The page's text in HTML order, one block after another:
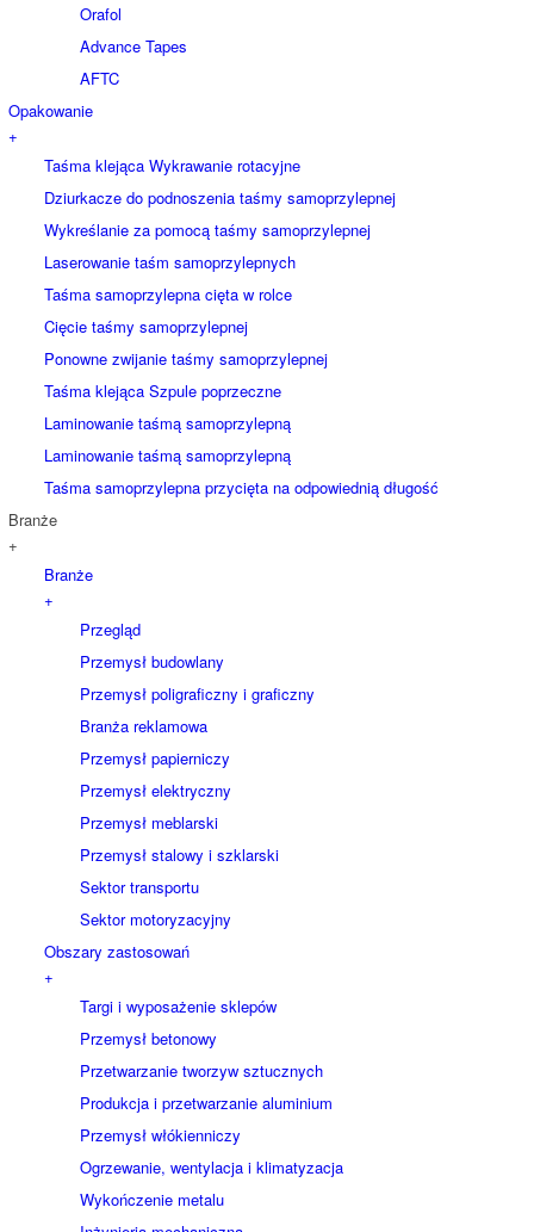
Orafol
Advance Tapes
AFTC
Opakowanie
+
Taśma klejąca Wykrawanie rotacyjne
Dziurkacze do podnoszenia taśmy samoprzylepnej
Wykreślanie za pomocą taśmy samoprzylepnej
Laserowanie taśm samoprzylepnych
Taśma samoprzylepna cięta w rolce
Cięcie taśmy samoprzylepnej
Ponowne zwijanie taśmy samoprzylepnej
Taśma klejąca Szpule poprzeczne
Laminowanie taśmą samoprzylepną
Laminowanie taśmą samoprzylepną
Taśma samoprzylepna przycięta na odpowiednią długość
Branże
+
Branże
+
Przegląd
Przemysł budowlany
Przemysł poligraficzny i graficzny
Branża reklamowa
Przemysł papierniczy
Przemysł elektryczny
Przemysł meblarski
Przemysł stalowy i szklarski
Sektor transportu
Sektor motoryzacyjny
Obszary zastosowań
+
Targi i wyposażenie sklepów
Przemysł betonowy
Przetwarzanie tworzyw sztucznych
Produkcja i przetwarzanie aluminium
Przemysł włókienniczy
Ogrzewanie, wentylacja i klimatyzacja
Wykończenie metalu